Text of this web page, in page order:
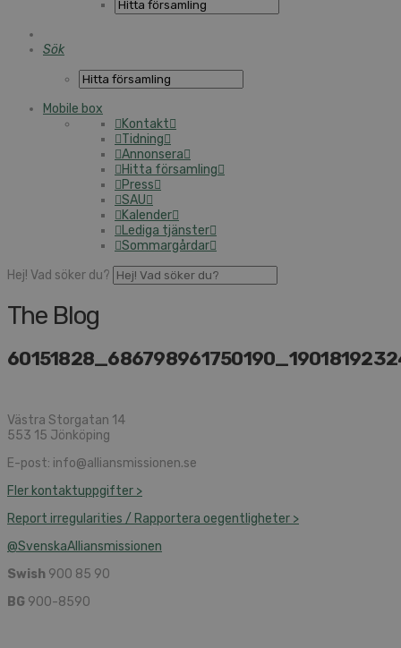
Sök
Mobile box
Kontakt
Tidning
Annonsera
Hitta församling
Press
SAU
Kalender
Lediga tjänster
Sommargårdar
Hej! Vad söker du?
The Blog
Västra Storgatan 14
553 15 Jönköping
E-post: info@alliansmissionen.se
Fler kontaktuppgifter >
Report irregularities / Rapportera oegentligheter >
@SvenskaAlliansmissionen
Swish 900 85 90
BG 900-8590